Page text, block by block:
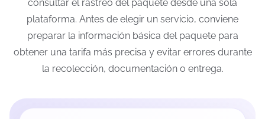
consultar el rastreo del paquete desde una sola
plataforma. Antes de elegir un servicio, conviene
preparar la información básica del paquete para
obtener una tarifa más precisa y evitar errores durante
la recolección, documentación o entrega.